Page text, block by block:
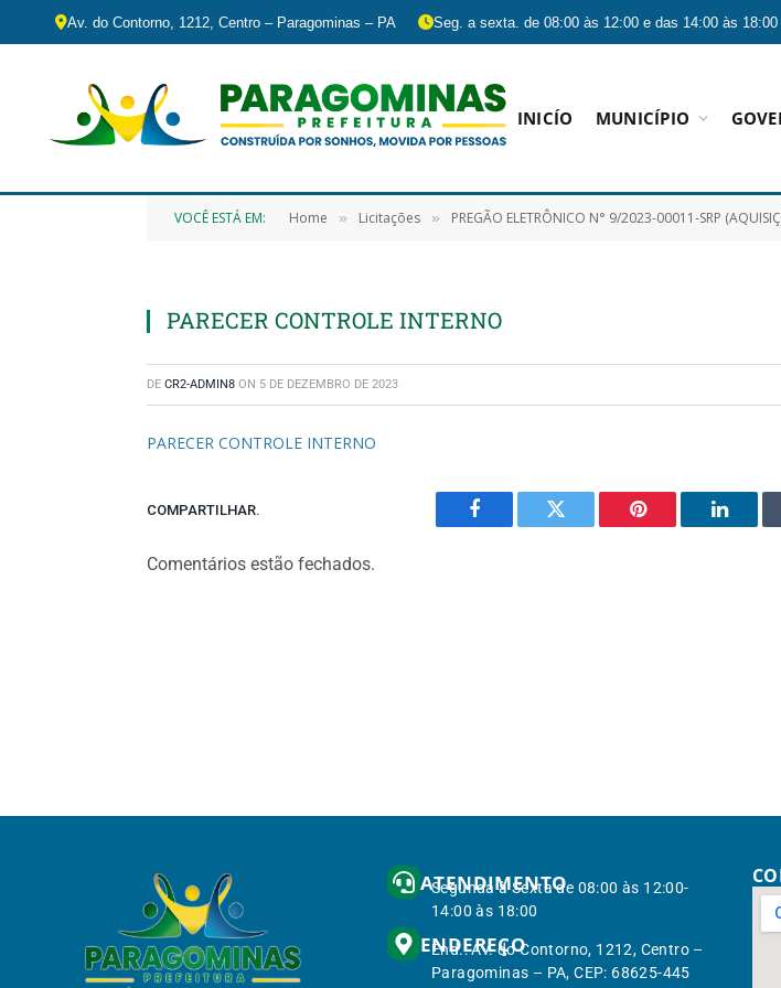
Av. do Contorno, 1212, Centro – Paragominas – PA Seg. a sexta. de 08:00 às 12:00 e das 14:00 às 18:00
INICÍO MUNICÍPIO
VOCÊ ESTÁ EM: Home » Licitações » PREGÃO ELETRÔNICO N° 9/2023-00011-SRP (AQUISIÇÃO DE PEÇAS DO TIPO MANGUEIRAS E TERMINAIS
PARECER CONTROLE INTERNO
DE CR2-ADMIN8 ON 5 DE DEZEMBRO DE 2023
PARECER CONTROLE INTERNO
COMPARTILHAR.
Facebook Twitter Pinterest
Comentários estão fechados.
ATENDIMENTO
Segunda à Sexta de 08:00 às 12:00-
14:00 às 18:00
ENDEREÇO
End.: Av. do Contorno, 1212, Centro –
Paragominas – PA, CEP: 68625-445